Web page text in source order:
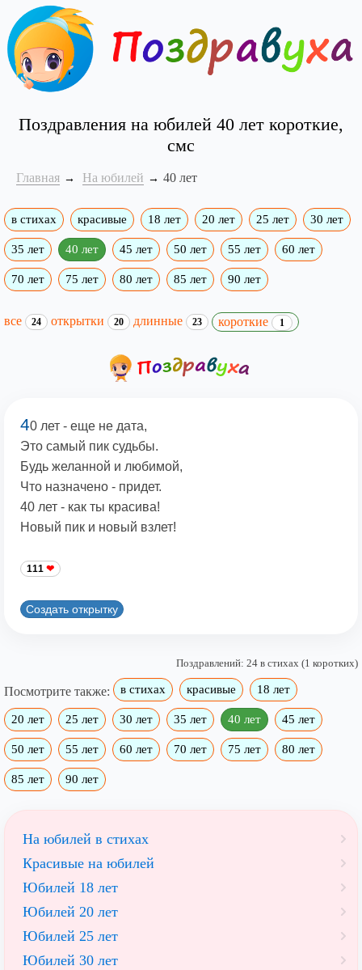
Поздравления на юбилей 40 лет короткие,
смс
Главная На юбилей 40 лет
в стихах красивые 18 лет 20 лет 25 лет 30 лет
35 лет 40 лет 45 лет 50 лет 55 лет 60 лет
70 лет 75 лет 80 лет 85 лет 90 лет
все 24 открытки 20 длинные 23 короткие 1
40 лет - еще не дата,
Это самый пик судьбы.
Будь желанной и любимой,
Что назначено - придет.
40 лет - как ты красива!
Новый пик и новый взлет!
111
Создать открытку
Поздравлений: 24 в стихах (1 коротких)
Посмотрите также: в стихах красивые 18 лет
20 лет 25 лет 30 лет 35 лет 40 лет 45 лет
50 лет 55 лет 60 лет 70 лет 75 лет 80 лет
85 лет 90 лет
На юбилей в стихах
Красивые на юбилей
Юбилей 18 лет
Юбилей 20 лет
Юбилей 25 лет
Юбилей 30 лет